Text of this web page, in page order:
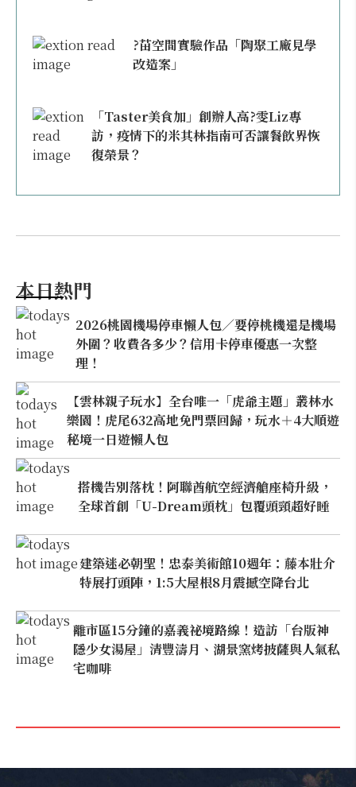
?苗空間實驗作品「陶聚工廠見學
改造案」
「Taster美食加」創辦人高?雯Liz專
訪，疫情下的米其林指南可否讓餐飲界恢
復榮景？
本日熱門
2026桃園機場停車懶人包／要停桃機還是機場
外圍？收費各多少？信用卡停車優惠一次整
理！
【雲林親子玩水】全台唯一「虎爺主題」叢林水
樂園！虎尾632高地免門票回歸，玩水＋4大順遊
秘境一日遊懶人包
搭機告別落枕！阿聯酋航空經濟艙座椅升級，
全球首創「U-Dream頭枕」包覆頭頸超好睡
建築迷必朝聖！忠泰美術館10週年：藤本壯介
特展打頭陣，1:5大屋根8月震撼空降台北
離市區15分鐘的嘉義祕境路線！造訪「台版神
隱少女湯屋」清豐濤月、湖景窯烤披薩與人氣私
宅咖啡